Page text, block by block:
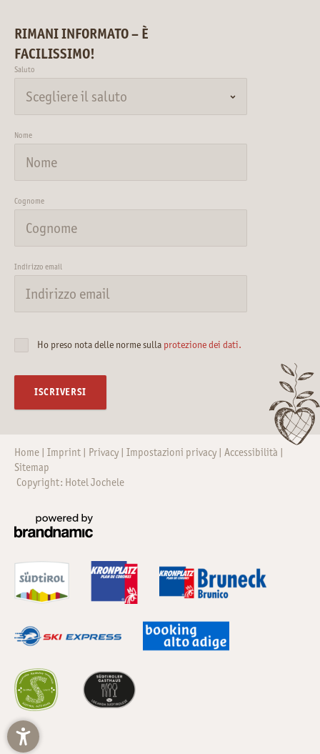
RIMANI INFORMATO – È
FACILISSIMO!
Saluto
Nome
Cognome
Indirizzo email
Ho preso nota delle norme sulla protezione dei dati.
ISCRIVERSI
Home Imprint Privacy Impostazioni privacy
Accessibilità
Sitemap
Copyright: Hotel Jochele